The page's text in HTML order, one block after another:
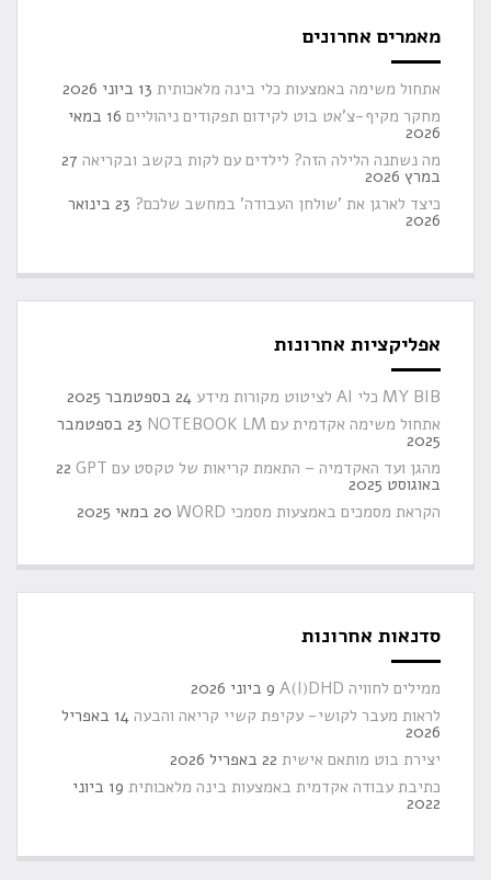
מאמרים אחרונים
אתחול משימה באמצעות כלי בינה מלאכותית 13 ביוני 2026
מחקר מקיף-צ'אט בוט לקידום תפקודים ניהוליים
16 במאי
2026
מה נשתנה הלילה הזה? לילדים עם לקות בקשב ובקריאה 27
במרץ 2026
כיצד לארגן את 'שולחן העבודה' במחשב שלכם?
23 בינואר
2026
אפליקציות אחרונות
MY BIB כלי AI לציטוט מקורות מידע
24 בספטמבר 2025
אתחול משימה אקדמית עם NOTEBOOK LM
23 בספטמבר
2025
מהגן ועד האקדמיה – התאמת קריאות של טקסט עם GPT
22
באוגוסט 2025
הקראת מסמכים באמצעות מסמכי WORD
20 במאי 2025
סדנאות אחרונות
ממילים לחוויה A(I)DHD
9 ביוני 2026
לראות מעבר לקושי- עקיפת קשיי קריאה והבעה
14 באפריל
2026
יצירת בוט מותאם אישית 22 באפריל 2026
כתיבת עבודה אקדמית באמצעות בינה מלאכותית
19 ביוני
2022